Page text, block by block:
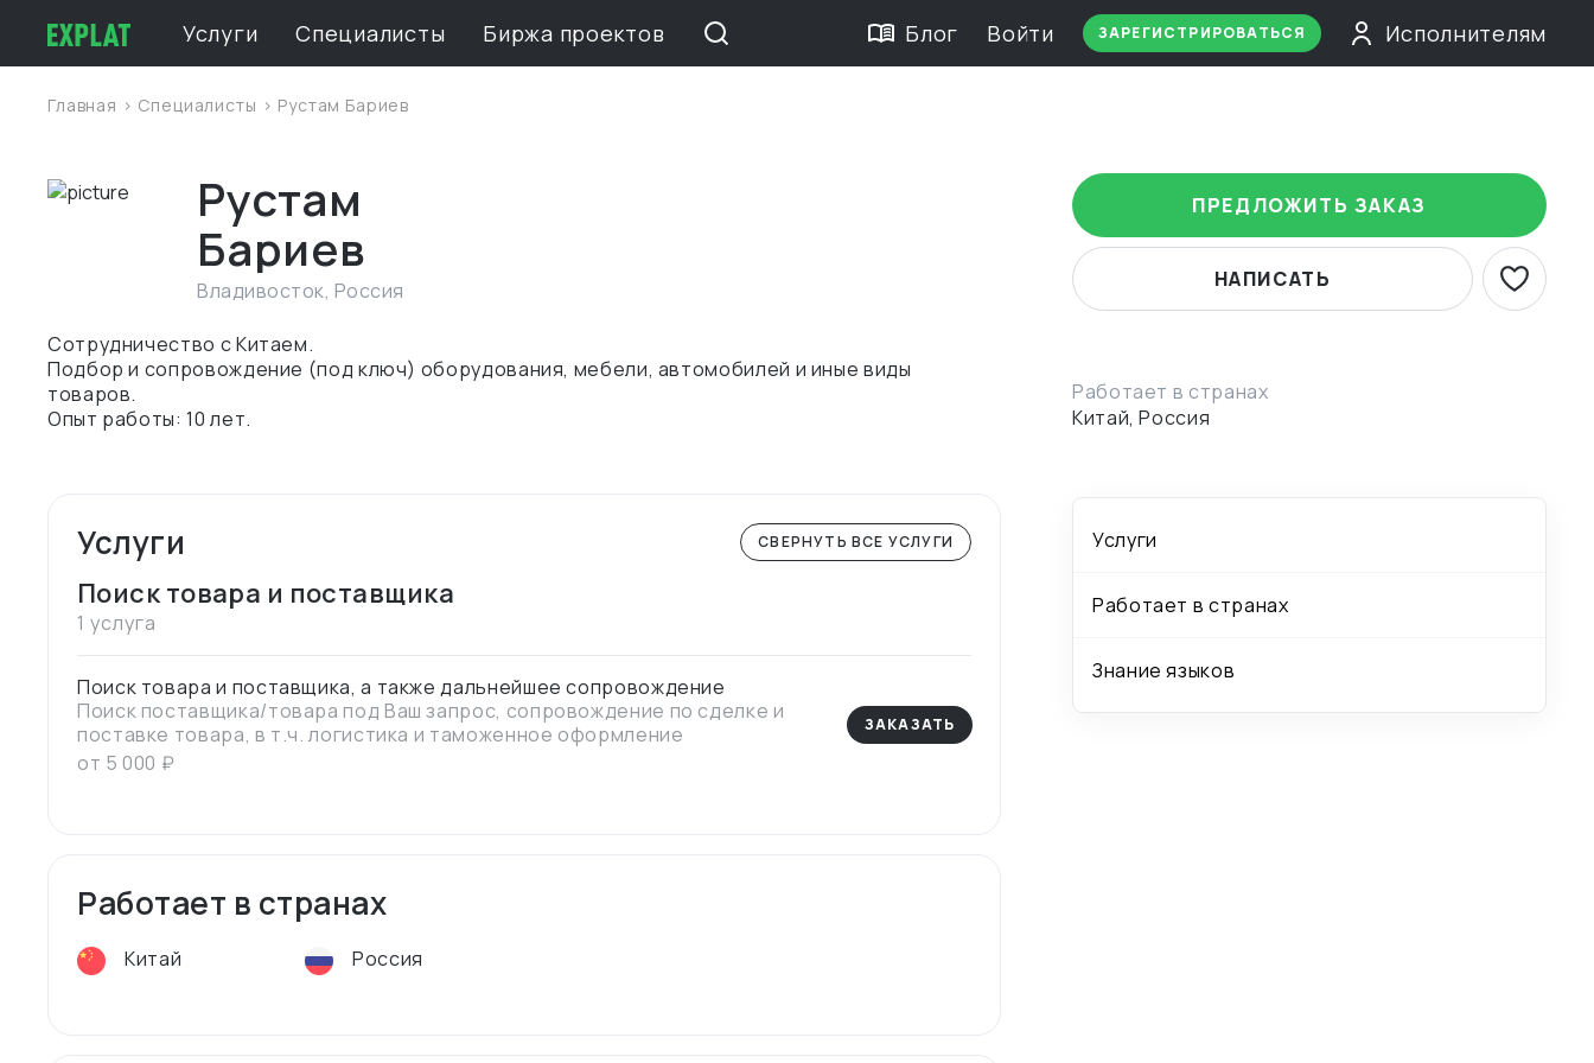
Услуги Специалисты Биржа проектов Блог Войти ЗАРЕГИСТРИРОВАТЬСЯ Исполнителям
Главная > Специалисты > Рустам Бариев
Рустам
Бариев
Владивосток, Россия
Сотрудничество с Китаем.
Подбор и сопровождение (под ключ) оборудования, мебели, автомобилей и иные виды
товаров.
Опыт работы: 10 лет.
Услуги СВЕРНУТЬ ВСЕ УСЛУГИ
Поиск товара и поставщика
1 услуга
Поиск товара и поставщика, а также дальнейшее сопровождение
Поиск поставщика/товара под Ваш запрос, сопровождение по сделке и
поставке товара, в т.ч. логистика и таможенное оформление
от 5 000 ₽
ЗАКАЗАТЬ
Работает в странах
Китай Россия
ПРЕДЛОЖИТЬ ЗАКАЗ
НАПИСАТЬ
Работает в странах
Китай, Россия
Услуги
Работает в странах
Знание языков